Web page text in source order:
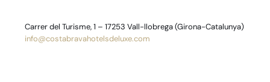
Carrer del Turisme, 1 – 17253 Vall-llobrega (Girona-Catalunya)
info@costabravahotelsdeluxe.com